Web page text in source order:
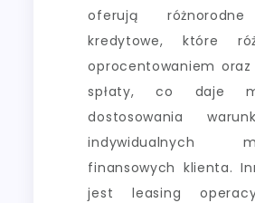
oferują
kredytowe, które
oprocentowaniem oraz
spłaty, co daje
dostosowania
indywidualnych
finansowych klienta.
jest leasing